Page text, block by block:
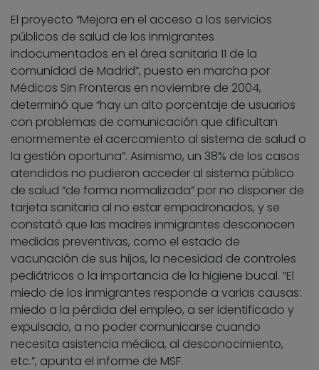
El proyecto “Mejora en el acceso a los servicios
públicos de salud de los inmigrantes
indocumentados en el área sanitaria 11 de la
comunidad de Madrid”, puesto en marcha por
Médicos Sin Fronteras en noviembre de 2004,
determinó que “hay un alto porcentaje de usuarios
con problemas de comunicación que dificultan
enormemente el acercamiento al sistema de salud o
la gestión oportuna”. Asimismo, un 38% de los casos
atendidos no pudieron acceder al sistema público
de salud “de forma normalizada” por no disponer de
tarjeta sanitaria al no estar empadronados, y se
constató que las madres inmigrantes desconocen
medidas preventivas, como el estado de
vacunación de sus hijos, la necesidad de controles
pediátricos o la importancia de la higiene bucal. “El
miedo de los inmigrantes responde a varias causas:
miedo a la pérdida del empleo, a ser identificado y
expulsado, a no poder comunicarse cuando
necesita asistencia médica, al desconocimiento,
etc.”, apunta el informe de MSF.